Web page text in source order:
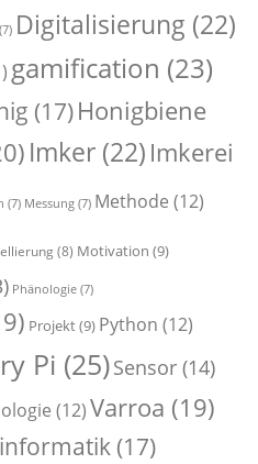
(7) Digitalisierung (22)
gamification (23)
(17)Honigbiene
Imker (22) Imkerei
(7) Messung (7) Methode (12)
(8) Motivation (9)
Phänologie (7)
Projekt(9) Python (12)
Pi (25)Sensor (14)
(12)Varroa (19)
(17)